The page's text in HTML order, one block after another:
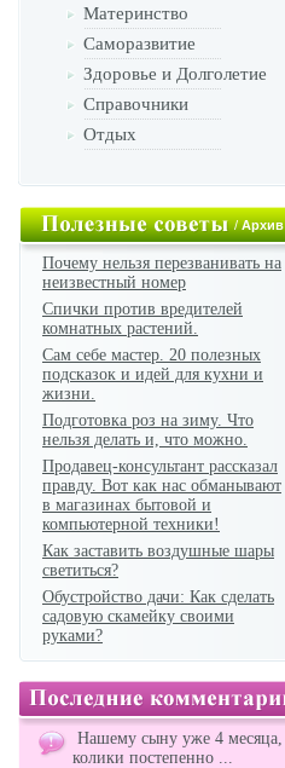
Материнство
Саморазвитие
Здоровье и Долголетие
Справочники
Отдых
/Архив
Почему нельзя перезванивать на
неизвестный номер
Спички против вредителей
комнатных растений.
Сам себе мастер. 20 полезных
подсказок и идей для кухни и
жизни.
Подготовка роз на зиму. Что
нельзя делать и, что можно.
Продавец-консультант рассказал
правду. Вот как нас обманывают
в магазинах бытовой и
компьютерной техники!
Как заставить воздушные шары
светиться?
Обустройство дачи: Как сделать
садовую скамейку своими
руками?
Нашему сыну уже 4 месяца,
колики постепенно ...